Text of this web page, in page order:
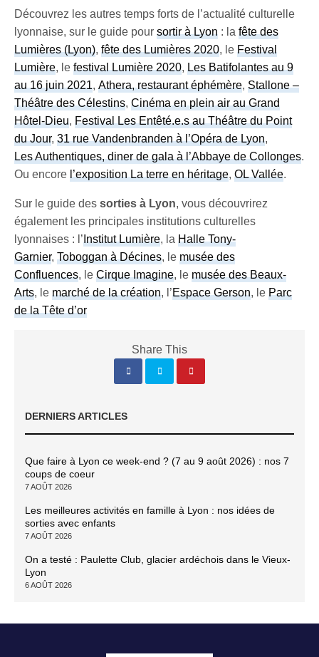
Découvrez les autres temps forts de l’actualité culturelle
lyonnaise, sur le guide poursortir à Lyon : lafête des
Lumières (Lyon),fête des Lumières 2020, leFestival
Lumière, lefestival Lumière 2020,Les Batifolantes au 9
au 16 juin 2021,Athera, restaurant éphémère,Stallone –
Théâtre des Célestins,Cinéma en plein air au Grand
Hôtel-Dieu,Festival Les Entêté.e.s au Théâtre du Point
du Jour,31 rue Vandenbranden à l’Opéra de Lyon,
Les Authentiques, diner de gala à l’Abbaye de Collonges.
Ou encorel’exposition La terre en héritage,OL Vallée.
Sur le guide des sorties à Lyon, vous découvrirez
également les principales institutions culturelles
lyonnaises : l’Institut Lumière, laHalle Tony-
Garnier,Toboggan à Décines, lemusée des
Confluences, leCirque Imagine, lemusée des Beaux-
Arts, lemarché de la création, l’Espace Gerson, leParc
de la Tête d’or
Share This
DERNIERS ARTICLES
Que faire à Lyon ce week-end ? (7 au 9 août 2026) : nos 7
coups de coeur
7 AOÛT 2026
Les meilleures activités en famille à Lyon : nos idées de
sorties avec enfants
7 AOÛT 2026
On a testé : Paulette Club, glacier ardéchois dans le Vieux-
Lyon
6 AOÛT 2026